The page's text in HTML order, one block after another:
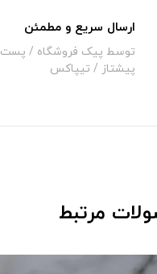
ارسال سریع و‌ مطمئن
توسط پیک فروشگاه / پست
پیشتاز / تیپاکس
مرتبط